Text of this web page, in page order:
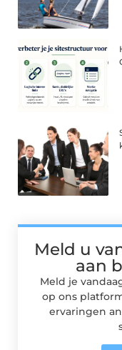
Meld u
aan
Meld je
op ons
ervaringen